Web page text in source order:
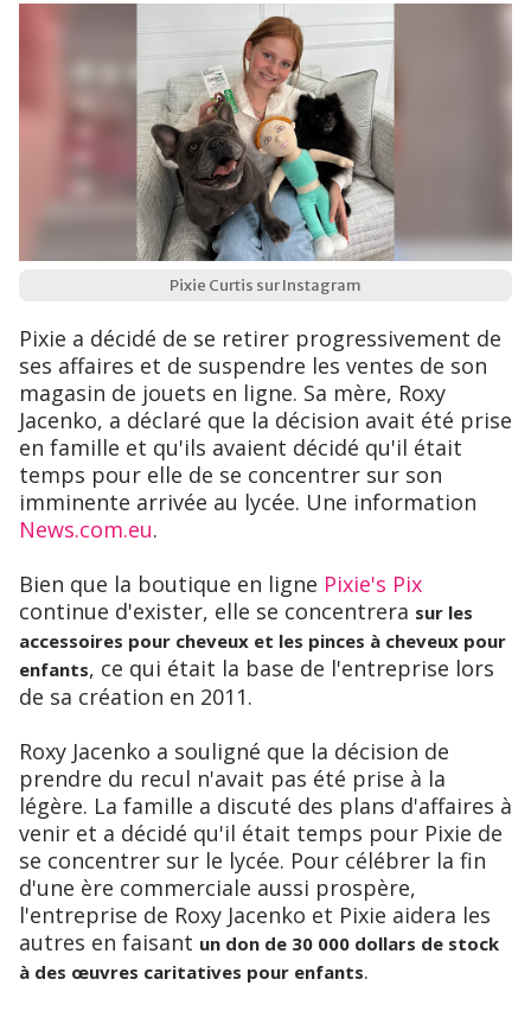
Pixie Curtis sur Instagram
Pixie a décidé de se retirer progressivement de
ses affaires et de suspendre les ventes de son
magasin de jouets en ligne. Sa mère, Roxy
Jacenko, a déclaré que la décision avait été prise
en famille et qu'ils avaient décidé qu'il était
temps pour elle de se concentrer sur son
imminente arrivée au lycée. Une information
News.com.eu.
Bien que la boutique en ligne Pixie's Pix
continue d'exister, elle se concentrera sur les
accessoires pour cheveux et les pinces à cheveux pour
enfants, ce qui était la base de l'entreprise lors
de sa création en 2011.
Roxy Jacenko a souligné que la décision de
prendre du recul n'avait pas été prise à la
légère. La famille a discuté des plans d'affaires à
venir et a décidé qu'il était temps pour Pixie de
se concentrer sur le lycée. Pour célébrer la fin
d'une ère commerciale aussi prospère,
l'entreprise de Roxy Jacenko et Pixie aidera les
autres en faisant un don de 30 000 dollars de stock
à des œuvres caritatives pour enfants.